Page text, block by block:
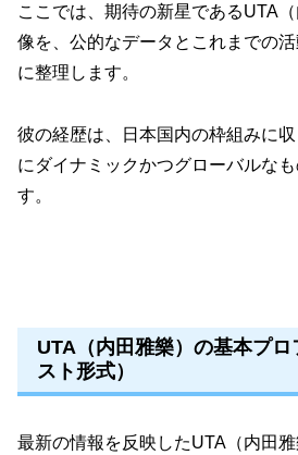
ここでは、期待の新星であるUTA
像を、公的なデータとこれまでの
に整理します。
彼の経歴は、日本国内の枠組みに
にダイナミックかつグローバルな
す。
UTA（内田雅樂）の基本プ
スト形式）
最新の情報を反映したUTA（内田